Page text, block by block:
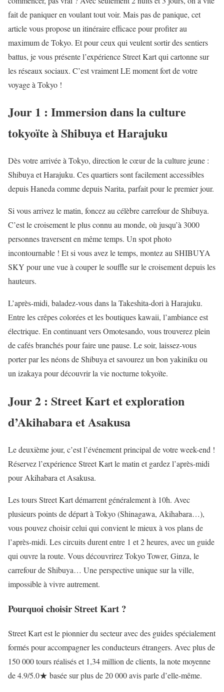
fait de paniquer en voulant tout voir. Mais pas de panique, cet
article vous propose un itinéraire efficace pour profiter au
maximum de Tokyo. Et pour ceux qui veulent sortir des sentiers
battus, je vous présente l’expérience Street Kart qui cartonne sur
les réseaux sociaux. C’est vraiment LE moment fort de votre
voyage à Tokyo !
Jour 1 : Immersion dans la culture
tokyoïte à Shibuya et Harajuku
Dès votre arrivée à Tokyo, direction le cœur de la culture jeune :
Shibuya et Harajuku. Ces quartiers sont facilement accessibles
depuis Haneda comme depuis Narita, parfait pour le premier jour.
Si vous arrivez le matin, foncez au célèbre carrefour de Shibuya.
C’est le croisement le plus connu au monde, où jusqu’à 3000
personnes traversent en même temps. Un spot photo
incontournable ! Et si vous avez le temps, montez au SHIBUYA
SKY pour une vue à couper le souffle sur le croisement depuis les
hauteurs.
L’après-midi, baladez-vous dans la Takeshita-dori à Harajuku.
Entre les crêpes colorées et les boutiques kawaii, l’ambiance est
électrique. En continuant vers Omotesando, vous trouverez plein
de cafés branchés pour faire une pause. Le soir, laissez-vous
porter par les néons de Shibuya et savourez un bon yakiniku ou
un izakaya pour découvrir la vie nocturne tokyoïte.
Jour 2 : Street Kart et exploration
d’Akihabara et Asakusa
Le deuxième jour, c’est l’événement principal de votre week-end !
Réservez l’expérience Street Kart le matin et gardez l’après-midi
pour Akihabara et Asakusa.
Les tours Street Kart démarrent généralement à 10h. Avec
plusieurs points de départ à Tokyo (Shinagawa, Akihabara…),
vous pouvez choisir celui qui convient le mieux à vos plans de
l’après-midi. Les circuits durent entre 1 et 2 heures, avec un guide
qui ouvre la route. Vous découvrirez Tokyo Tower, Ginza, le
carrefour de Shibuya… Une perspective unique sur la ville,
impossible à vivre autrement.
Pourquoi choisir Street Kart ?
Street Kart est le pionnier du secteur avec des guides spécialement
formés pour accompagner les conducteurs étrangers. Avec plus de
150 000 tours réalisés et 1,34 million de clients, la note moyenne
de 4.9/5.0★ basée sur plus de 20 000 avis parle d’elle-même.